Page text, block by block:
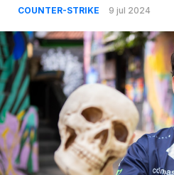
COUNTER-STRIKE 9 jul 2024